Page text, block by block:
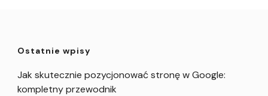
Ostatnie wpisy
Jak skutecznie pozycjonować stronę w Google:
kompletny przewodnik